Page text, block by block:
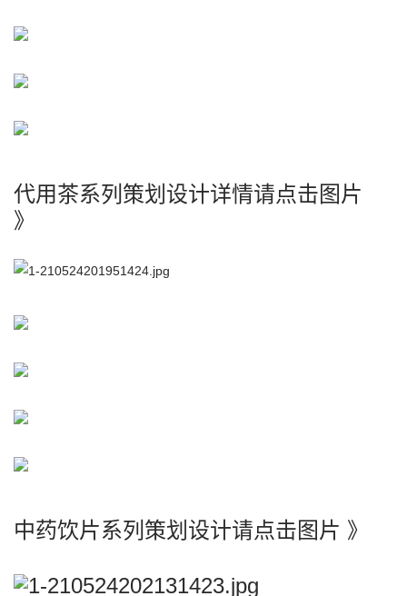
代用茶系列策划设计详情请点击图片
》
中药饮片系列策划设计请点击图片 》